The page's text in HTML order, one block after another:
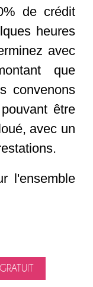
de crédit
heures
avec
que
convenons
être
avec un
l'ensemble